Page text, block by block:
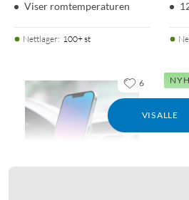
Viser romtemperaturen
Nettlager: 100+ st
VIS ALLE
6